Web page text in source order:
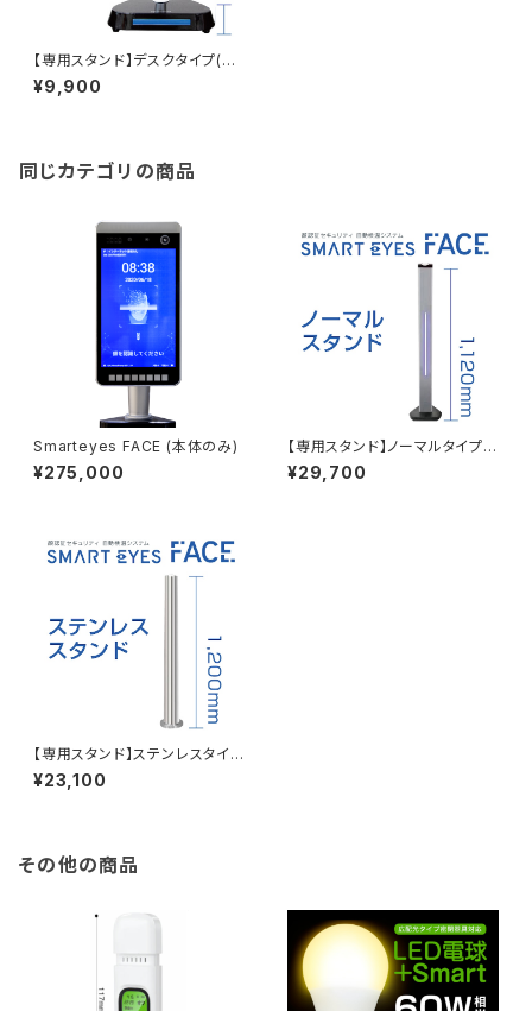
【専用スタンド】デスクタイプ(6c
m) ※本体別
¥9,900
同じカテゴリの商品
Smarteyes FACE (本体のみ)
¥275,000
【専用スタンド】ノーマルタイプ(1
12cm) ※本体別
¥29,700
【専用スタンド】ステンレスタイプ
(120cm) ※本体別
¥23,100
その他の商品